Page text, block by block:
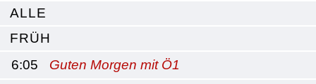
ALLE
FRÜH
6:05
Guten Morgen mit Ö1